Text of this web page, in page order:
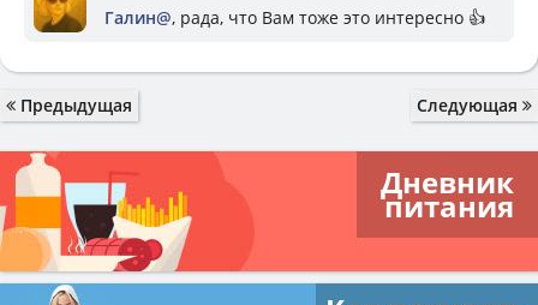
Галин@, рада, что Вам тоже это интересно 👍
Предыдущая Следующая
Дневник
питания